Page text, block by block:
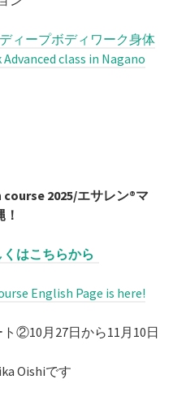
ィープボディワーク身体
class in Nagano
くはこちらから
English Page is here!
②10月27日から11月10日
Oishiです